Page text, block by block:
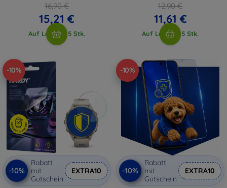
16,90 €
15,21 €
Auf Lager > 5 Stk.
12,90 €
11,61 €
Auf Lager > 5 Stk.
-10%
-10%
Rabatt
mit
Gutschein
EXTRA10
-10%
-10%
Rabatt
mit
Gutschein
EXTRA10